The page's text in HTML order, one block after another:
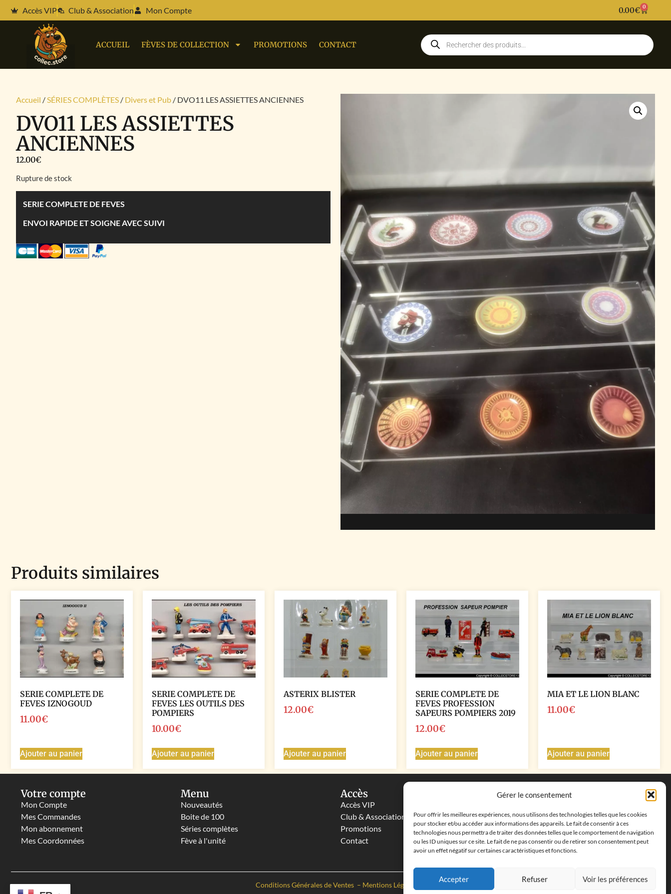
Gérer le consentement
Pour offrir les meilleures expériences, nous utilisons des technologies telles que les cookies
pour stocker et/ou accéder aux informations des appareils. Le fait de consentir à ces
technologies nous permettra de traiter des données telles que le comportement de navigation
ou les ID uniques sur ce site. Le fait de ne pas consentir ou de retirer son consentement peut
avoir un effet négatif sur certaines caractéristiques et fonctions.
Accepter Refuser Voir les préférences
Accès VIP Club & Association Mon Compte 0.00€ 0
ACCUEIL FÈVES DE COLLECTION PROMOTIONS CONTACT
Accueil /SÉRIES COMPLÈTES / Divers et Pub / DVO11 LES ASSIETTES ANCIENNES
DVO11 LES ASSIETTES
ANCIENNES
12.00€
Rupture de stock
SERIE COMPLETE DE FEVES
ENVOI RAPIDE ET SOIGNE AVEC SUIVI
Produits similaires
SERIE COMPLETE DE
FEVES IZNOGOUD
11.00€
Ajouter au panier
SERIE COMPLETE DE
FEVES LES OUTILS DES
POMPIERS
10.00€
Ajouter au panier
ASTERIX BLISTER
12.00€
Ajouter au panier
SERIE COMPLETE DE
FEVES PROFESSION
SAPEURS POMPIERS 2019
12.00€
Ajouter au panier
MIA ET LE LION BLANC
11.00€
Ajouter au panier
Votre compte
Mon Compte
Mes Commandes
Mon abonnement
Mes Coordonnées
Menu
Nouveautés
Boite de 100
Séries complètes
Fève à l'unité
Accès
Accès VIP
Club & Associations
Promotions
Contact
Coordonnées
cléments, 13500 Martigues, France
Téléphone : ‭+33652313256‬
Email :feves.collecstore@gmail.com
Conditions Générales de Ventes – Mentions Légales